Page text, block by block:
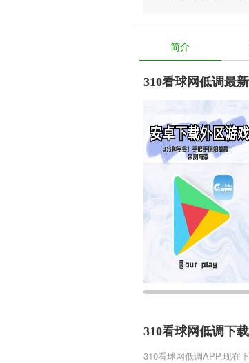
简介
310看球网低调最
310看球网低调下
310看球网低调APP,现在